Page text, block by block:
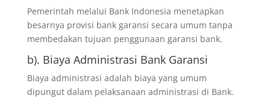
Pemerintah melalui Bank Indonesia menetapkan
besarnya provisi bank garansi secara umum tanpa
membedakan tujuan penggunaan garansi bank.
b). Biaya Administrasi Bank Garansi
Biaya administrasi adalah biaya yang umum
dipungut dalam pelaksanaan administrasi di Bank.